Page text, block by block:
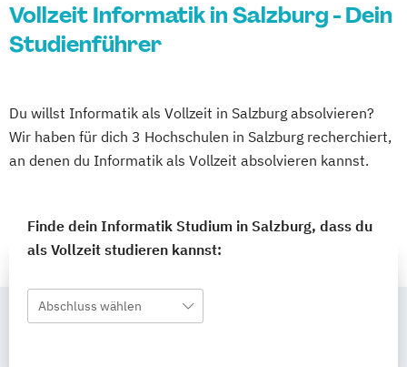
Vollzeit Informatik in Salzburg - Dein
Studienführer
Du willst Informatik als Vollzeit in Salzburg absolvieren?
Wir haben für dich 3 Hochschulen in Salzburg recherchiert,
an denen du Informatik als Vollzeit absolvieren kannst.
Finde dein Informatik Studium in Salzburg, dass du
als Vollzeit studieren kannst:
Abschluss wählen